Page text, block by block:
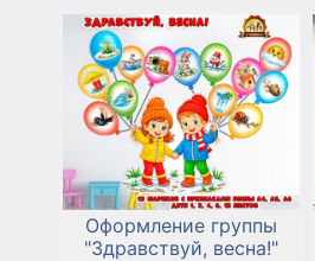
Оформление группы
"Здравствуй, весна!"